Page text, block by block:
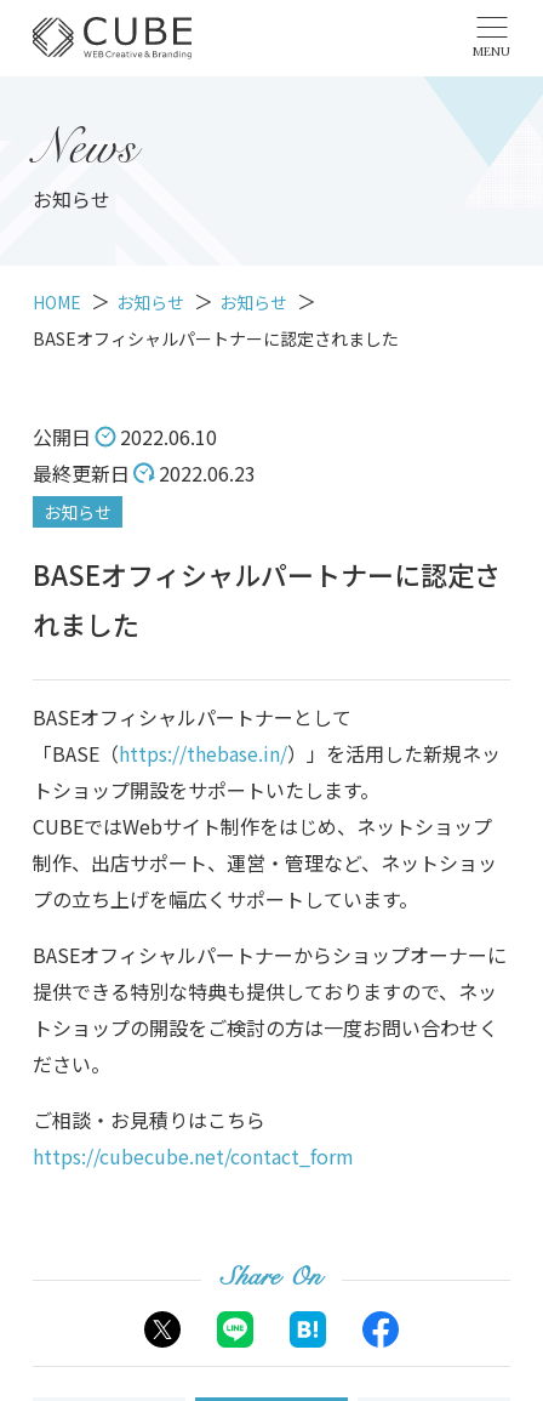
MENU
News
お知らせ
HOME お知らせ
お知らせ
BASEオフィシャルパートナーに認定されました
公開日
2022.06.10
最終更新日
2022.06.23
お知らせ
BASEオフィシャルパートナーに認定さ
れました
BASEオフィシャルパートナーとして
「BASE（https://thebase.in/）」を活用した新規ネッ
トショップ開設をサポートいたします。
CUBEではWebサイト制作をはじめ、ネットショップ
制作、出店サポート、運営・管理など、ネットショッ
プの立ち上げを幅広くサポートしています。
BASEオフィシャルパートナーからショップオーナーに
提供できる特別な特典も提供しておりますので、ネッ
トショップの開設をご検討の方は一度お問い合わせく
ださい。
ご相談・お見積りはこちら
https://cubecube.net/contact_form
Share On